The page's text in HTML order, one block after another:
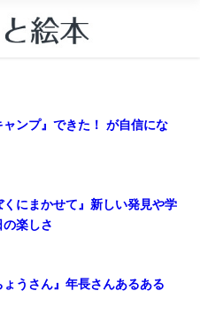
ャンプ』できた！ が自信にな
くにまかせて』新しい発見や学
楽しさ
ょうさん』年長さんあるある